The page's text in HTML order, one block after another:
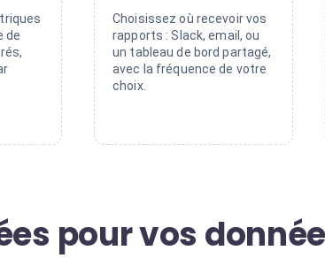
de
Choisissez où recevoir vos
rapports : Slack, email, ou
un tableau de bord partagé,
avec la fréquence de votre
choix.
pour vos